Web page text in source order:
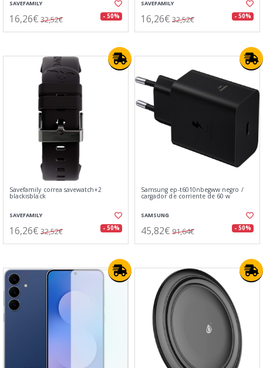
SAVEFAMILY
16,26€ 32,52€ - 50%
SAVEFAMILY
16,26€ 32,52€ - 50%
Savefamily correa savewatch+2
blackisblack
SAVEFAMILY
16,26€ 32,52€ - 50%
Samsung ep-t6010nbegww negro /
cargador de corriente de 60 w
SAMSUNG
45,82€ 91,64€ - 50%